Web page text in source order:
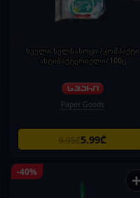
სველი ხელსახოცი /კომპაქტი
ანტიბაქტერიული/100ც
Paper Goods
9.95₾5.99₾
-40% +